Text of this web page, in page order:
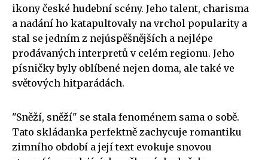
ikony české hudební scény. Jeho talent, charisma
a nadání ho katapultovaly na vrchol popularity a
stal se jedním z nejúspěšnějších a nejlépe
prodávaných interpretů v celém regionu. Jeho
písničky byly oblíbené nejen doma, ale také ve
světových hitparádách.
"Sněží, sněží" se stala fenoménem sama o sobě.
Tato skládanka perfektně zachycuje romantiku
zimního období a její text evokuje snovou